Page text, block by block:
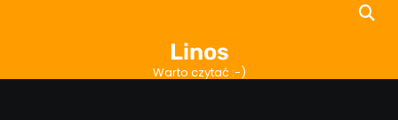
Linos
Warto czytać :-)